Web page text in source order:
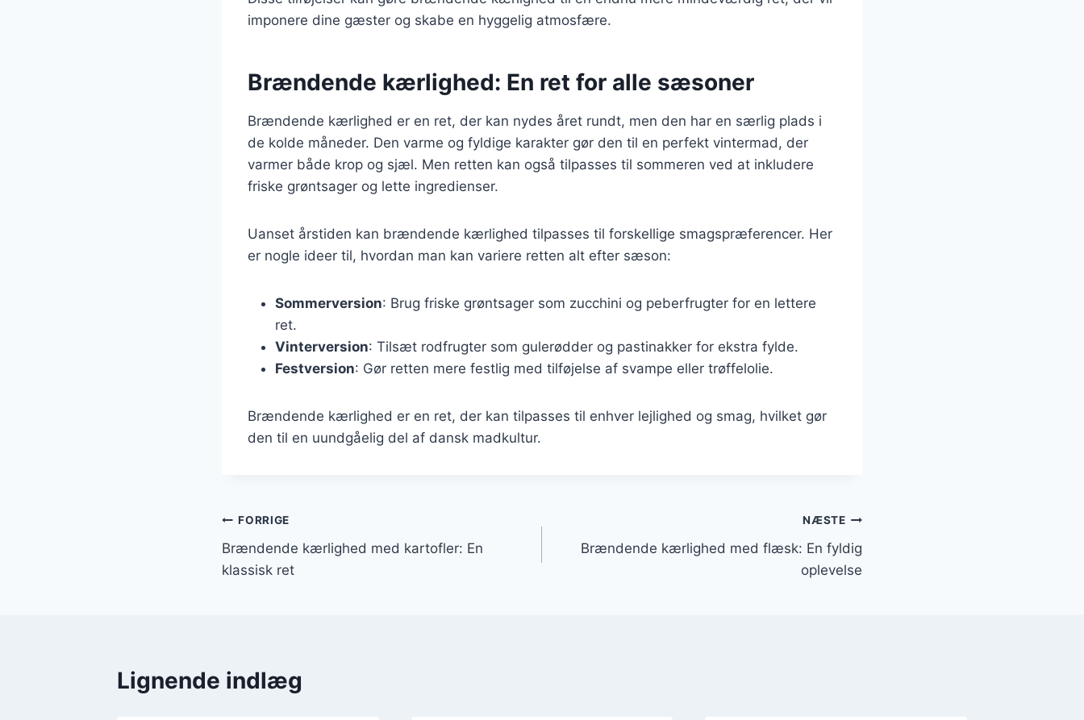
imponere dine gæster og skabe en hyggelig atmosfære.
Brændende kærlighed: En ret for alle sæsoner
Brændende kærlighed er en ret, der kan nydes året rundt, men den har en særlig plads i
de kolde måneder. Den varme og fyldige karakter gør den til en perfekt vintermad, der
varmer både krop og sjæl. Men retten kan også tilpasses til sommeren ved at inkludere
friske grøntsager og lette ingredienser.
Uanset årstiden kan brændende kærlighed tilpasses til forskellige smagspræferencer. Her
er nogle ideer til, hvordan man kan variere retten alt efter sæson:
Sommerversion: Brug friske grøntsager som zucchini og peberfrugter for en lettere
ret.
Vinterversion: Tilsæt rodfrugter som gulerødder og pastinakker for ekstra fylde.
Festversion: Gør retten mere festlig med tilføjelse af svampe eller trøffelolie.
Brændende kærlighed er en ret, der kan tilpasses til enhver lejlighed og smag, hvilket gør
den til en uundgåelig del af dansk madkultur.
Indlægsnavigation
FORRIGE
Brændende kærlighed med kartofler: En
klassisk ret
NÆSTE
Brændende kærlighed med flæsk: En fyldig
oplevelse
Lignende indlæg